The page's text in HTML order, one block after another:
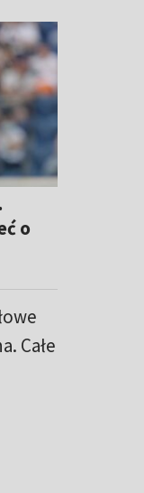
o
Całe